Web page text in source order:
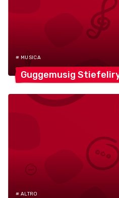
# MUSICA
Guggemusig
# ALTRO